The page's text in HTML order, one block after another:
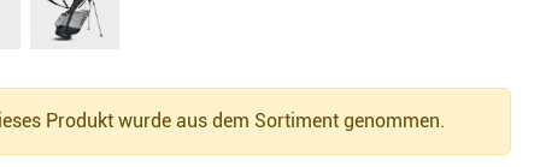
Produkt wurde aus dem Sortiment genommen.